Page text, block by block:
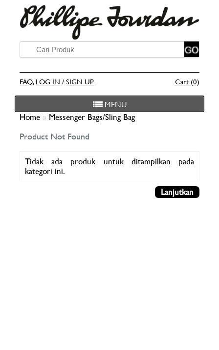
FAQ, LOG IN /SIGN UP Cart (0)
MENU
Home » Messenger Bags/Sling Bag
Product Not Found
Tidak ada produk untuk ditampilkan pada
kategori ini.
Lanjutkan